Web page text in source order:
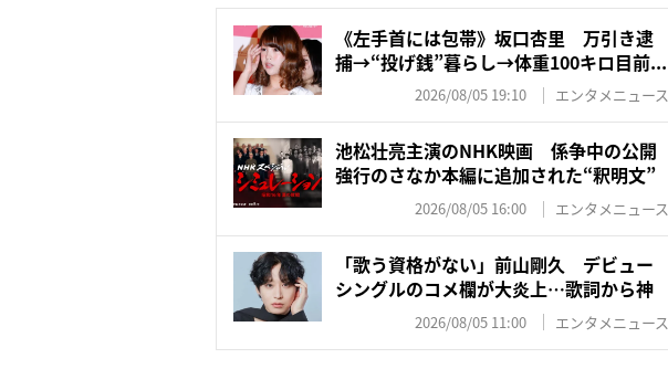
《左手首には包帯》坂口杏里 万引き逮
捕→“投げ銭”暮らし→体重100キロ目前...
2026/08/05 19:10 エンタメニュース
池松壮亮主演のNHK映画 係争中の公開
強行のさなか本編に追加された“釈明文”
2026/08/05 16:00 エンタメニュース
「歌う資格がない」前山剛久 デビュー
シングルのコメ欄が大炎上…歌詞から神
2026/08/05 11:00 エンタメニュース